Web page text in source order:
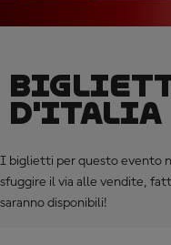
D'ITALIA
I biglietti per questo evento
sfuggire il via alle vendite,
saranno disponibili!